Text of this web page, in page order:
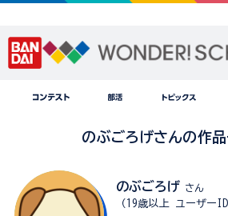
のぶごろげさんの作
のぶごろげ さん
（19歳以上 ユーザーID